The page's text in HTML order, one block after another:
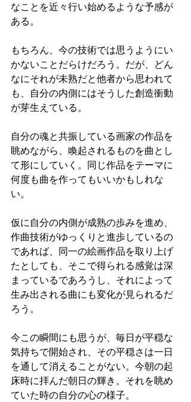
なことを近々行い始めるような予感が
ある。
もちろん、今の技術では思うようにい
かないことだらけだろう。だが、どん
なにそれが未熟だと他者から思われて
も、自分の内側にはそうした創造衝動
が芽生えている。
自分の魂と共振している画家の作品を
眺めながら、喚起されるものを曲とし
て形にしていく。同じ作品をテーマに
何度も曲を作ってもいいかもしれな
い。
仮に自分の内側が成熟の歩みを進め、
作曲技術がゆっくりと進歩しているの
であれば、同一の絵画作品を取り上げ
たとしても、そこで得られる感覚は深
まっているであろうし、それによって
生み出される曲にも変化が見られるだ
ろう。
今この瞬間にも思うが、毎日が平穏な
気持ちで開始され、その平穏さは一日
を通して消えることがない。今朝の起
床時に拝んだ朝日の輝き。それを眺め
ていた時の自分の心の様子。